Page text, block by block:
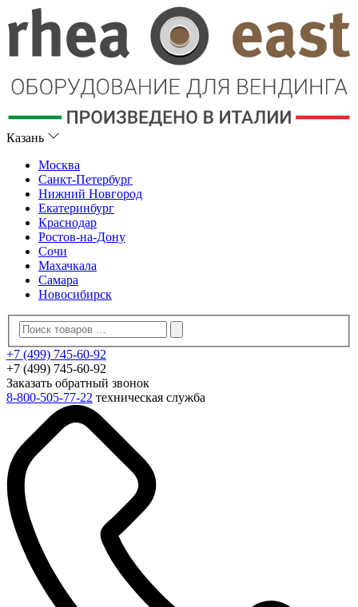
Казань
Москва
Санкт-Петербург
Нижний Новгород
Екатеринбург
Краснодар
Ростов-на-Дону
Сочи
Махачкала
Самара
Новосибирск
+7 (499) 745-60-92
+7 (499) 745-60-92
Заказать обратный звонок
8-800-505-77-22 техническая служба